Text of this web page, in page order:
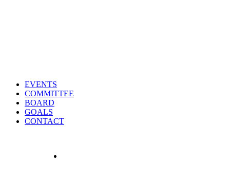
EVENTS
COMMITTEE
BOARD
GOALS
CONTACT